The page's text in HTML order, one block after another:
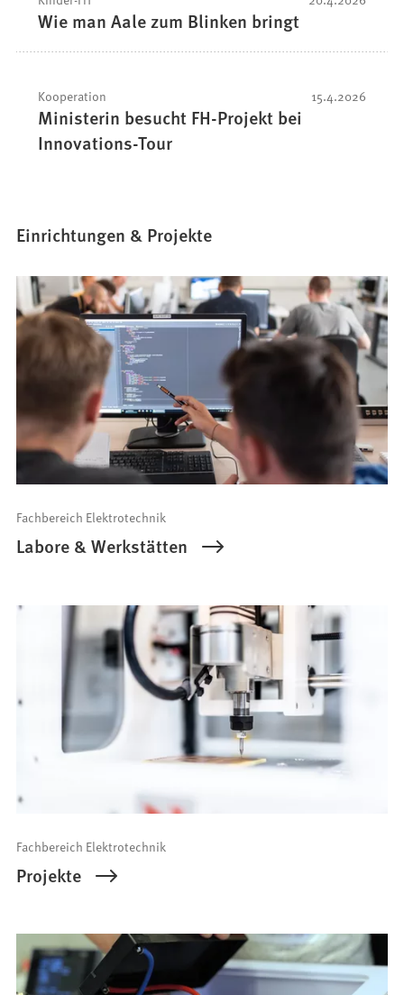
Wie man Aale zum Blinken bringt
15.4.2026
Kooperation
Ministerin besucht FH-Projekt bei
Innovations-Tour
Einrichtungen & Projekte
Fachbereich Elektrotechnik
Labore & Werkstätten
Fachbereich Elektrotechnik
Projekte